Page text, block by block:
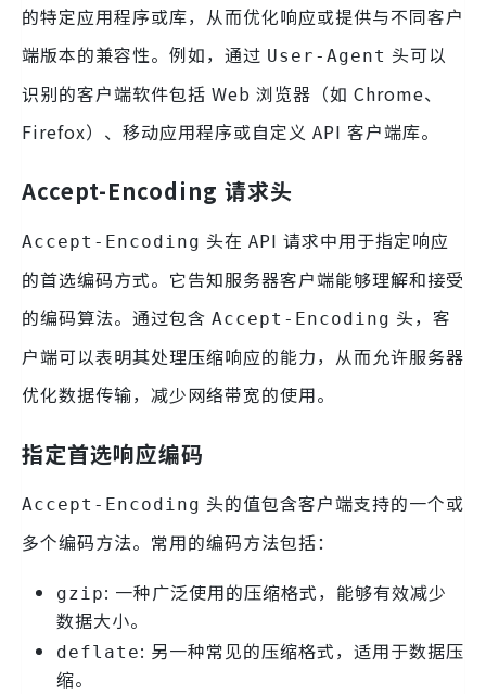
的特定应用程序或库，从而优化响应或提供与不同客户
端版本的兼容性。例如，通过 User-Agent 头可以
识别的客户端软件包括 Web 浏览器（如 Chrome、
Firefox）、移动应用程序或自定义 API 客户端库。
Accept-Encoding 请求头
Accept-Encoding 头在 API 请求中用于指定响应
的首选编码方式。它告知服务器客户端能够理解和接受
的编码算法。通过包含 Accept-Encoding 头，客
户端可以表明其处理压缩响应的能力，从而允许服务器
优化数据传输，减少网络带宽的使用。
指定首选响应编码
Accept-Encoding 头的值包含客户端支持的一个或
多个编码方法。常用的编码方法包括：
gzip: 一种广泛使用的压缩格式，能够有效减少
数据大小。
deflate: 另一种常见的压缩格式，适用于数据压
缩。